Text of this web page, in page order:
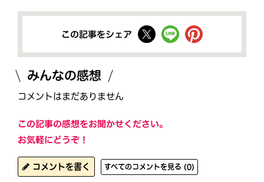
この記事をシェア
みんなの感想
コメントはまだありません
この記事の感想をお聞かせください。
お気軽にどうぞ！
コメントを書く すべてのコメントを見る (0)